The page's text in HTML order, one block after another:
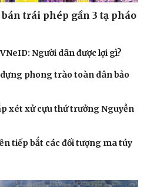
Podcast
Đọc truyện đêm khuya
Kể chuyện cho bé
Hạt giống tâm hồn
trái phép gần 3 tạ pháo
Người dân được lợi gì?
phong trào toàn dân bảo
xét xử cựu thứ trưởng Nguyễn
tiếp bắt các đối tượng ma túy